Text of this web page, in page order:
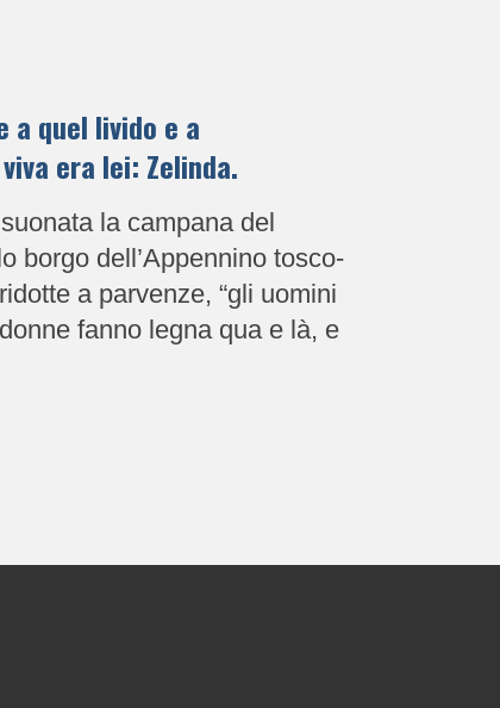
a quel livido e a
era lei: Zelinda.
la campana del
borgo dell’Appennino tosco-
a parvenze, “gli uomini
fanno legna qua e là, e